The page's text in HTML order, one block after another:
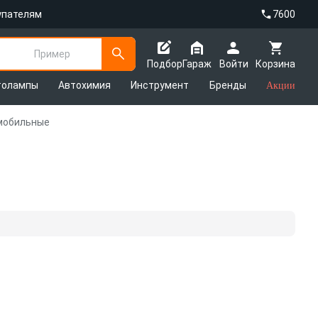
7600
Пример
Подбор
Корзина
Гараж
Войти
Автохимия Инструмент Бренды Акции